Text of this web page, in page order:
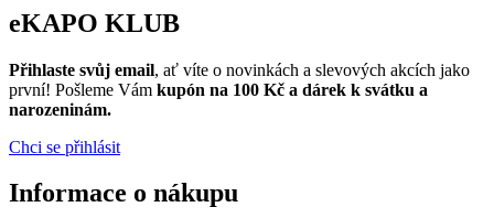
eKAPO KLUB
Přihlaste svůj email, ať víte o novinkách a slevových akcích jako
první! Pošleme Vám kupón na 100 Kč a dárek k svátku a
narozeninám.
Chci se přihlásit
Informace o nákupu